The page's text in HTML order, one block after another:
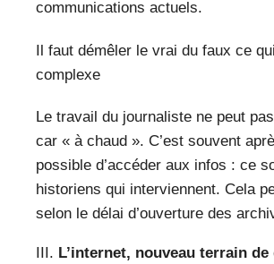
communications actuels.
Il faut démêler le vrai du faux ce
complexe
Le travail du journaliste ne peut
car « à chaud ». C’est souvent
possible d’accéder aux infos : ce
historiens qui interviennent. Cela
selon le délai d’ouverture des
L’internet, nouveau terrain de